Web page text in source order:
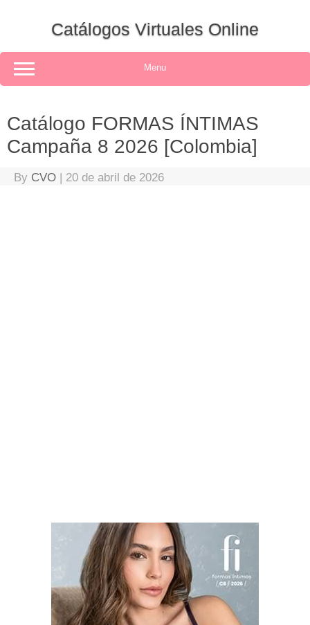
Catálogos Virtuales Online
Menu
Catálogo FORMAS ÍNTIMAS
Campaña 8 2026 [Colombia]
By CVO | 20 de abril de 2026